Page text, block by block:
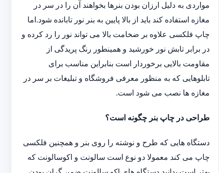
مواردی به دلیل ارزان بودن بنرها بخواهند آن را در سر در
مغازه استفاده کند باید از بالا پایین به بنر نور تابانده شود.اما
چاپ فلکسی علاوه بر ضخامت بالا می تواند نور را رد کرده و
در برابر تابش نور خورشید و همینطور رنگ پریدگی از
مقاومت بالایی برخوردار است بنابراین مناسب برای
تابلوهایی که به منظور معرفی فروشگاه و تبلیغات بر سر در
مغازه ها نصب می شود است.
طراحی در چاپ بنر چگونه است؟
دستگاه هایی که طرح و نوشته را روی بنر و همچنین فلکسی
چاپ می کند معمولا دو نوع است سالونت و اکوسالونت که